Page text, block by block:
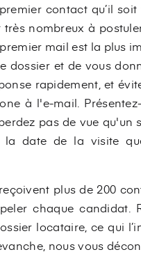
contact qu’il
nombreux à
mail est la plus
dossier et de vous
rapidement, et
à l'e-mail.
pas de vue
la date de la visite
plus de 200
chaque candidat.
locataire, ce qui
nous vous